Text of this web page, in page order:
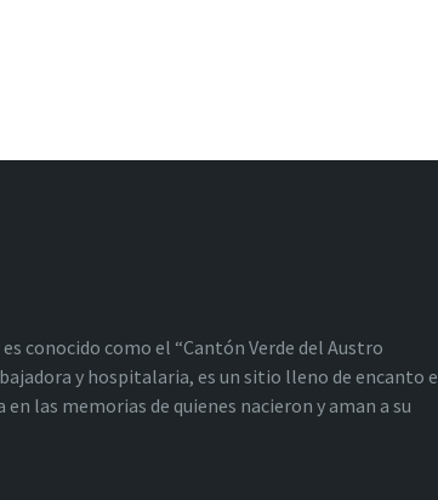
conocido como el “Cantón Verde del Austro
y hospitalaria, es un sitio lleno de encanto e
las memorias de quienes nacieron y aman a su